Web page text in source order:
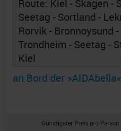
Route: Kiel - Skagen -
Seetag - Sortland -
Rorvik - Bronnoysund
Trondheim - Seetag -
Kiel
an Bord der »AIDAbella«
Günstigster Preis pro